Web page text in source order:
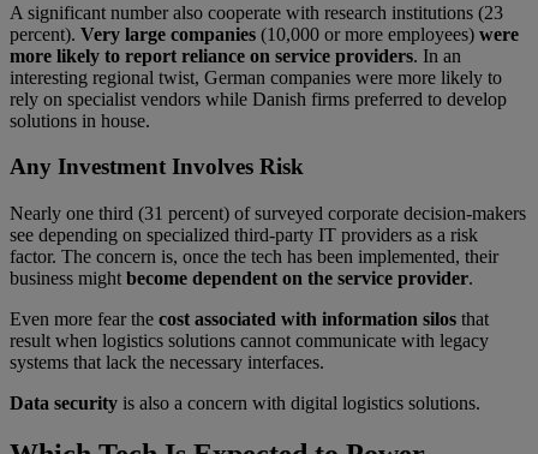
A significant number also cooperate with research institutions (23
percent). Very large companies (10,000 or more employees) were
more likely to report reliance on service providers. In an
interesting regional twist, German companies were more likely to
rely on specialist vendors while Danish firms preferred to develop
solutions in house.
Any Investment Involves Risk
Nearly one third (31 percent) of surveyed corporate decision-makers
see depending on specialized third-party IT providers as a risk
factor. The concern is, once the tech has been implemented, their
business might become dependent on the service provider.
Even more fear the cost associated with information silos that
result when logistics solutions cannot communicate with legacy
systems that lack the necessary interfaces.
Data security is also a concern with digital logistics solutions.